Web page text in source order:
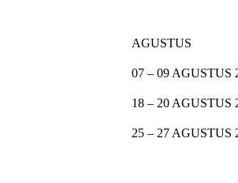
AGUSTUS
07 – 09 AGUSTUS
18 – 20 AGUSTUS
25 – 27 AGUSTUS